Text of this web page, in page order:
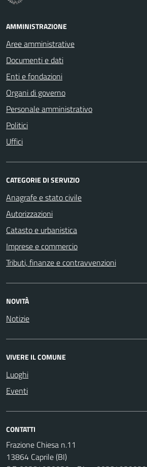
AMMINISTRAZIONE
Aree amministrative
Documenti e dati
Enti e fondazioni
Organi di governo
Personale amministrativo
Politici
Uffici
CATEGORIE DI SERVIZIO
Anagrafe e stato civile
Autorizzazioni
Catasto e urbanistica
Imprese e commercio
Tributi, finanze e contravvenzioni
NOVITÀ
Notizie
VIVERE IL COMUNE
Luoghi
Eventi
CONTATTI
Frazione Chiesa n.11
13864 Caprile (BI)